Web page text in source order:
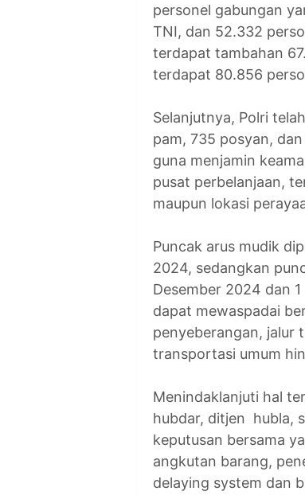
personel gabungan
TNI, dan 52.332
terdapat tambahan
terdapat 80.856
Selanjutnya, Polri
pam, 735 posyan,
guna menjamin
pusat perbelanjaan,
maupun lokasi
Puncak arus mudik
2024, sedangkan
Desember 2024 dan
dapat mewaspadai
penyeberangan, jalur
transportasi umum
Menindaklanjuti hal
hubdar, ditjen hubla,
keputusan bersama
angkutan barang,
delaying system dan